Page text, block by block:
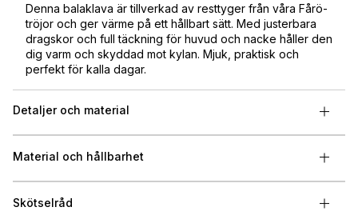
Denna balaklava är tillverkad av resttyger från våra Fårö-
tröjor och ger värme på ett hållbart sätt. Med justerbara
dragskor och full täckning för huvud och nacke håller den
dig varm och skyddad mot kylan. Mjuk, praktisk och
perfekt för kalla dagar.
Detaljer och material
Material och hållbarhet
Skötselråd